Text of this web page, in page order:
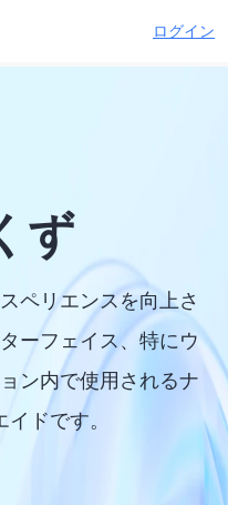
ログイン
ず
ペリエンスを向上さ
ーフェイス、特にウ
ン内で使用されるナ
ドです。